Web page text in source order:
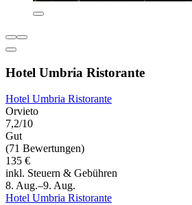
Hotel Umbria Ristorante
Hotel Umbria Ristorante
Orvieto
7,2/10
Gut
(71 Bewertungen)
135 €
inkl. Steuern & Gebühren
8. Aug.–9. Aug.
Hotel Umbria Ristorante